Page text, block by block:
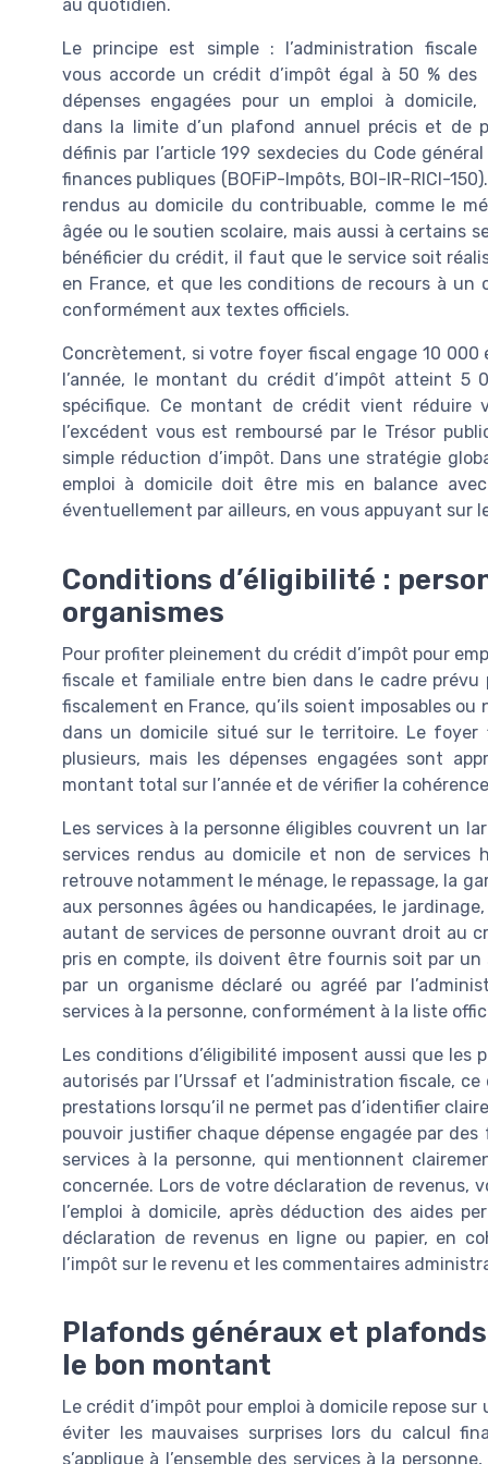
au quotidien.
Le principe est simple : l’administration fiscale
vous accorde un crédit d’impôt égal à 50 % des
dépenses engagées pour un emploi à domicile,
dans la limite d’un plafond annuel précis et de
définis par l’article 199 sexdecies du Code
finances publiques (BOFiP-Impôts, BOI-IR-RICI-
rendus au domicile du contribuable, comme le
âgée ou le soutien scolaire, mais aussi à certains
bénéficier du crédit, il faut que le service soit
en France, et que les conditions de recours à un
conformément aux textes officiels.
Concrètement, si votre foyer fiscal engage 10 000
l’année, le montant du crédit d’impôt atteint 5
spécifique. Ce montant de crédit vient
l’excédent vous est remboursé par le Trésor
simple réduction d’impôt. Dans une stratégie
emploi à domicile doit être mis en balance
éventuellement par ailleurs, en vous appuyant sur
Conditions d’éligibilité :
organismes
Pour profiter pleinement du crédit d’impôt pour
fiscale et familiale entre bien dans le cadre
fiscalement en France, qu’ils soient imposables
dans un domicile situé sur le territoire. Le foyer
plusieurs, mais les dépenses engagées sont
montant total sur l’année et de vérifier la
Les services à la personne éligibles couvrent un
services rendus au domicile et non de services
retrouve notamment le ménage, le repassage, la
aux personnes âgées ou handicapées, le
autant de services de personne ouvrant droit au
pris en compte, ils doivent être fournis soit par
par un organisme déclaré ou agréé par
services à la personne, conformément à la liste
Les conditions d’éligibilité imposent aussi que
autorisés par l’Urssaf et l’administration fiscale,
prestations lorsqu’il ne permet pas d’identifier
pouvoir justifier chaque dépense engagée par
services à la personne, qui mentionnent
concernée. Lors de votre déclaration de revenus,
l’emploi à domicile, après déduction des aides
déclaration de revenus en ligne ou papier, en
l’impôt sur le revenu et les commentaires
Plafonds généraux et
le bon montant
Le crédit d’impôt pour emploi à domicile repose
éviter les mauvaises surprises lors du calcul
s’applique à l’ensemble des services à la